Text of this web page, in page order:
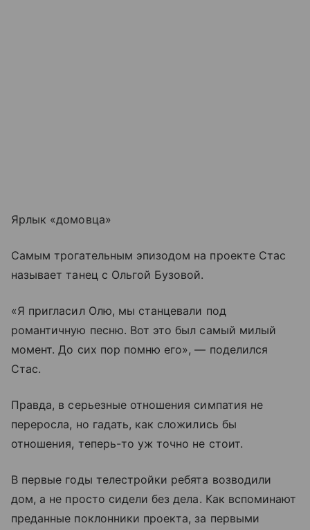
Ярлык «домовца»
Самым трогательным эпизодом на проекте Стас
называет танец с Ольгой Бузовой.
«Я пригласил Олю, мы станцевали под
романтичную песню. Вот это был самый милый
момент. До сих пор помню его», — поделился
Стас.
Правда, в серьезные отношения симпатия не
переросла, но гадать, как сложились бы
отношения, теперь-то уж точно не стоит.
В первые годы телестройки ребята возводили
дом, а не просто сидели без дела. Как вспоминают
преданные поклонники проекта, за первыми